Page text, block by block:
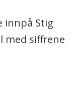
innpå Stig
med siffrene